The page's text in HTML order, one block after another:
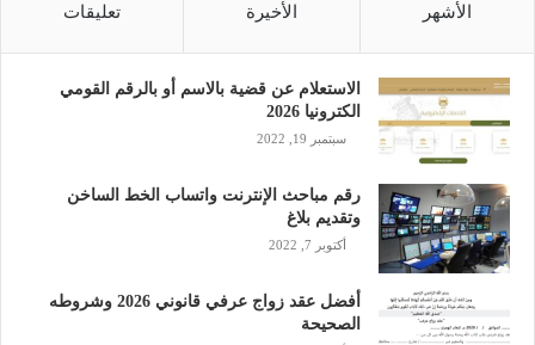
الأشهر الأخيرة تعليقات
الاستعلام عن قضية بالاسم أو بالرقم القومي
الكترونيا 2026
سبتمبر 19, 2022
رقم مباحث الإنترنت واتساب الخط الساخن
وتقديم بلاغ
أكتوبر 7, 2022
أفضل عقد زواج عرفي قانوني 2026 وشروطه
الصحيحة